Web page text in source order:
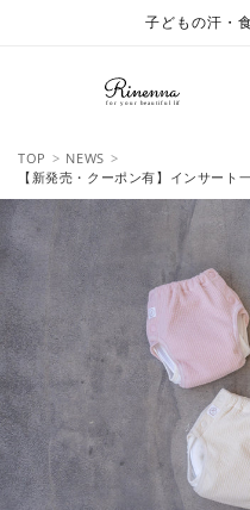
子どもの汗・
TOP
NEWS
【新発売・クーポン有】インサー